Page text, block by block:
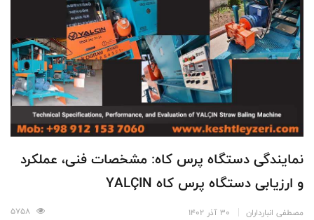
نمایندگی دستگاه پرس کاه: مشخصات فنی، عملکرد
و ارزیابی دستگاه پرس کاه YALÇIN
مصطفی انبارداران 30 آذر 1402